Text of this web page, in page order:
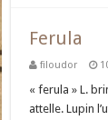
Ferula
filoudor
« ferula » L.
attelle. Lupin